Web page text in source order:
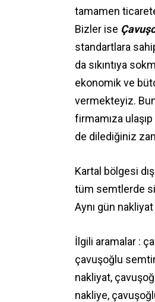
tamamen
Bizler ise
standartlara
da sıkıntıya
ekonomik ve
vermekteyiz.
firmamıza
de dilediğiniz
Kartal bölgesi
tüm semtlerde
Aynı gün
İlgili aramalar :
çavuşoğlu
nakliyat,
nakliye,